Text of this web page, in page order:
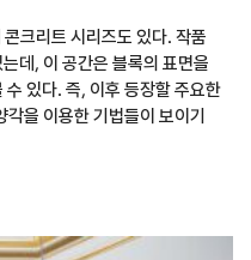
크리트 시리즈도 있다. 작품
데, 이 공간은 블록의 표면을
있다. 즉, 이후 등장할 주요한
각을 이용한 기법들이 보이기